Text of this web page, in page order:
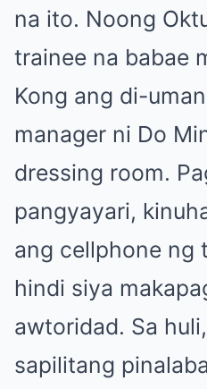
na ito. Noong
trainee na babae
Kong ang di-
manager ni Do
dressing room.
pangyayari,
ang cellphone ng
hindi siya
awtoridad. Sa
sapilitang